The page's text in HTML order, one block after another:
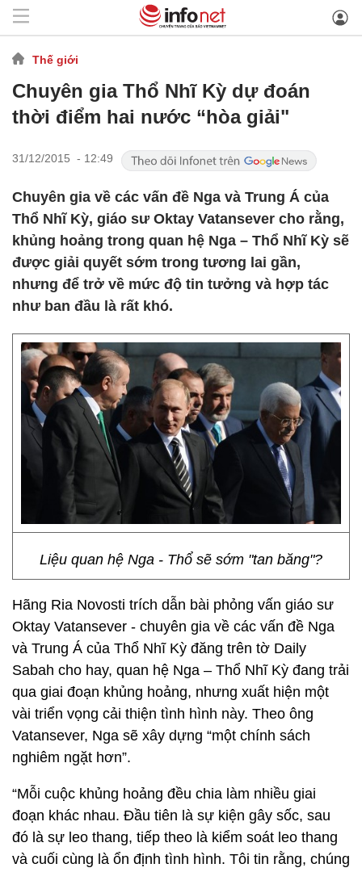
Thế giới
Chuyên gia Thổ Nhĩ Kỳ dự đoán
thời điểm hai nước “hòa giải"
31/12/2015 - 12:49
Chuyên gia về các vấn đề Nga và Trung Á của
Thổ Nhĩ Kỳ, giáo sư Oktay Vatansever cho rằng,
khủng hoảng trong quan hệ Nga – Thổ Nhĩ Kỳ sẽ
được giải quyết sớm trong tương lai gần,
nhưng để trở về mức độ tin tưởng và hợp tác
như ban đầu là rất khó.
Liệu quan hệ Nga - Thổ sẽ sớm "tan băng"?
Hãng Ria Novosti trích dẫn bài phỏng vấn giáo sư
Oktay Vatansever - chuyên gia về các vấn đề Nga
và Trung Á của Thổ Nhĩ Kỳ đăng trên tờ Daily
Sabah cho hay, quan hệ Nga – Thổ Nhĩ Kỳ đang trải
qua giai đoạn khủng hoảng, nhưng xuất hiện một
vài triển vọng cải thiện tình hình này. Theo ông
Vatansever, Nga sẽ xây dựng “một chính sách
nghiêm ngặt hơn”.
“Mỗi cuộc khủng hoảng đều chia làm nhiều giai
đoạn khác nhau. Đầu tiên là sự kiện gây sốc, sau
đó là sự leo thang, tiếp theo là kiểm soát leo thang
và cuối cùng là ổn định tình hình. Tôi tin rằng, chúng